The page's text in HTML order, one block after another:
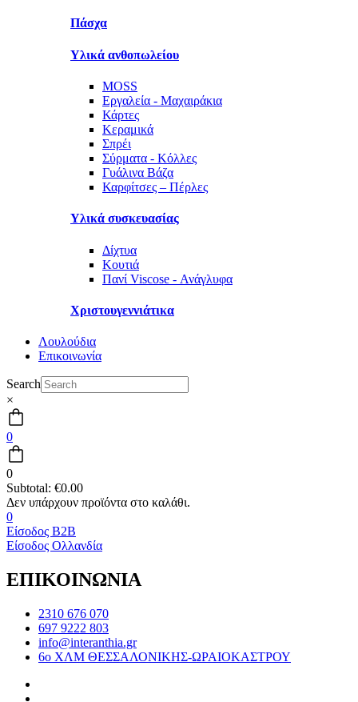
Πάσχα
Υλικά ανθοπωλείου
MOSS
Εργαλεία - Μαχαιράκια
Κάρτες
Κεραμικά
Σπρέι
Σύρματα - Κόλλες
Γυάλινα Βάζα
Καρφίτσες – Πέρλες
Υλικά συσκευασίας
Δίχτυα
Κουτιά
Πανί Viscose - Ανάγλυφα
Χριστουγεννιάτικα
Λουλούδια
Επικοινωνία
Search
×
0
0
Subtotal: €0.00
0
Είσοδος B2B
Είσοδος Ολλανδία
ΕΠΙΚΟΙΝΩΝΙΑ
2310 676 070
697 9222 803
info@interanthia.gr
6ο ΧΛΜ ΘΕΣΣΑΛΟΝΙΚΗΣ-ΩΡΑΙΟΚΑΣΤΡΟΥ